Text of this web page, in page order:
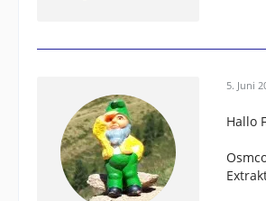
5. Juni
Hallo